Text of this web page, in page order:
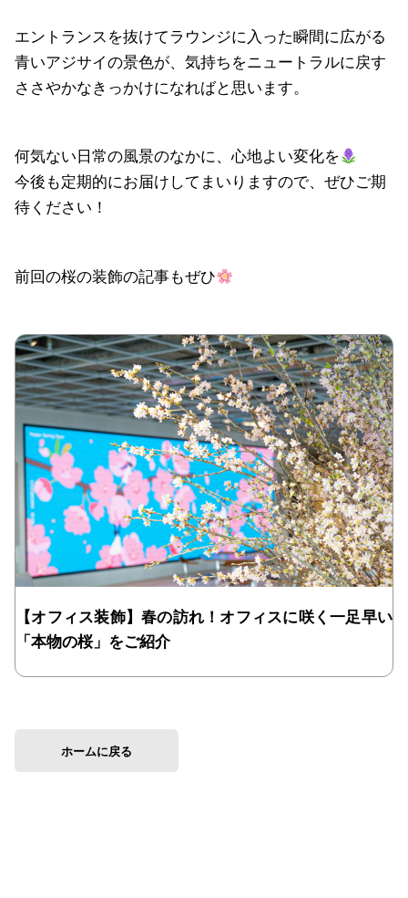
エントランスを抜けてラウンジに入った瞬間に広がる
青いアジサイの景色が、気持ちをニュートラルに戻す
ささやかなきっかけになればと思います。
何気ない日常の風景のなかに、心地よい変化を
今後も定期的にお届けしてまいりますので、ぜひご期
待ください！
前回の桜の装飾の記事もぜひ
【オフィス装飾】春の訪れ！オフィスに咲く一足早い
「本物の桜」をご紹介
ホームに戻る